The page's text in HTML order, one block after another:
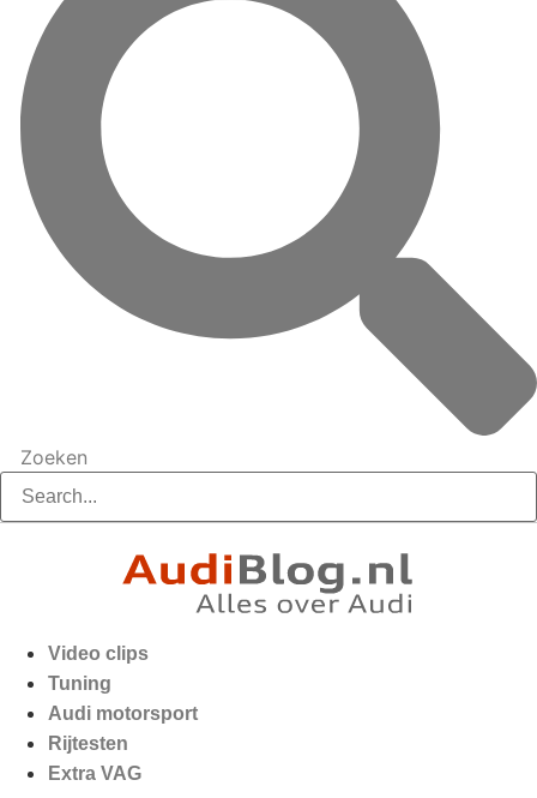
Zoeken
Video clips
Tuning
Audi motorsport
Rijtesten
Extra VAG